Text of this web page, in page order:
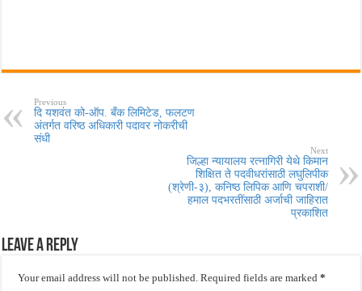
Previous
दि यशवंत को-ऑप. बँक लिमिटेड, फलटण
अंतर्गत वरिष्ठ अधिकारी पदावर नोकरीची
संधी
Next
जिल्हा न्यायालय रत्नागिरी येथे किमान
शिक्षित ते पदवीधरांसाठी लघुलिपीक
(श्रेणी-३), कनिष्ठ लिपिक आणि चपराशी/
हमाल पदभरतींसाठी अर्जाची जाहिरात
प्रकाशित
Leave a Reply
Your email address will not be published. Required fields are marked*